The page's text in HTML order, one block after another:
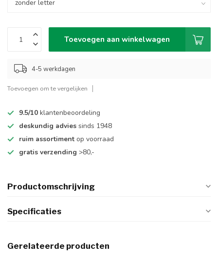
Toevoegen aan winkelwagen
4-5 werkdagen
Toevoegen om te vergelijken
9.5/10 klantenbeoordeling
deskundig advies sinds 1948
ruim assortiment op voorraad
gratis verzending >80,-
Productomschrijving
Specificaties
Gerelateerde producten